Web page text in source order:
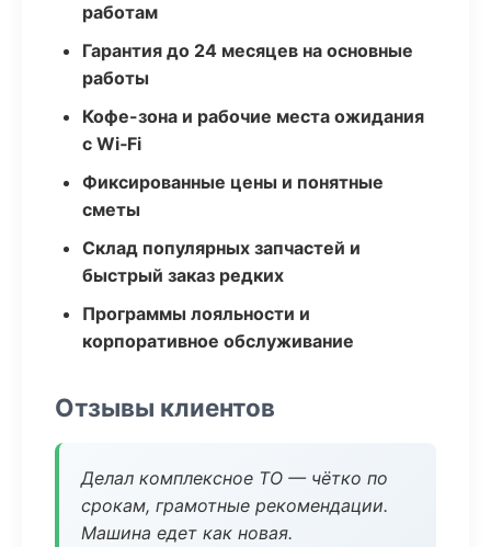
работам
Гарантия до 24 месяцев на основные
работы
Кофе-зона и рабочие места ожидания
с Wi‑Fi
Фиксированные цены и понятные
сметы
Склад популярных запчастей и
быстрый заказ редких
Программы лояльности и
корпоративное обслуживание
Отзывы клиентов
Делал комплексное ТО — чётко по
срокам, грамотные рекомендации.
Машина едет как новая.